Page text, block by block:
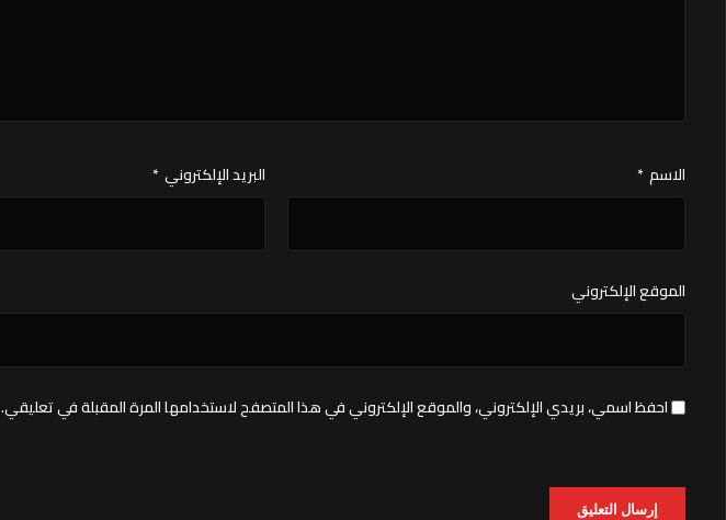
الاسم * البريد الإلكتروني *
الموقع الإلكتروني
احفظ اسمي، بريدي الإلكتروني، والموقع الإلكتروني في هذا المتصفح لاستخدامها المرة المقبلة في تعليقي.